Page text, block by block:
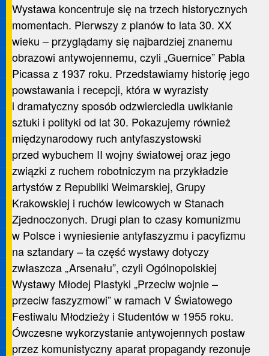
Wystawa koncentruje się na trzech historycznych
momentach. Pierwszy z planów to lata 30. XX
wieku – przyglądamy się najbardziej znanemu
obrazowi antywojennemu, czyli „Guernice” Pabla
Picassa z 1937 roku. Przedstawiamy historię jego
powstawania i recepcji, która w wyrazisty
i dramatyczny sposób odzwierciedla uwikłanie
sztuki i polityki od lat 30. Pokazujemy również
międzynarodowy ruch antyfaszystowski
przed wybuchem II wojny światowej oraz jego
związki z ruchem robotniczym na przykładzie
artystów z Republiki Weimarskiej, Grupy
Krakowskiej i ruchów lewicowych w Stanach
Zjednoczonych. Drugi plan to czasy komunizmu
w Polsce i wyniesienie antyfaszyzmu i pacyfizmu
na sztandary – ta część wystawy dotyczy
zwłaszcza „Arsenału”, czyli Ogólnopolskiej
Wystawy Młodej Plastyki „Przeciw wojnie –
przeciw faszyzmowi” w ramach V Światowego
Festiwalu Młodzieży i Studentów w 1955 roku.
Ówczesne wykorzystanie antywojennych postaw
przez komunistyczny aparat propagandy rezonuje